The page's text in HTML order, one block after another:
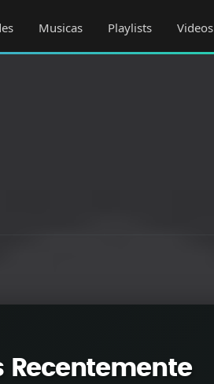
Musicas Playlists Videos
Recentemente